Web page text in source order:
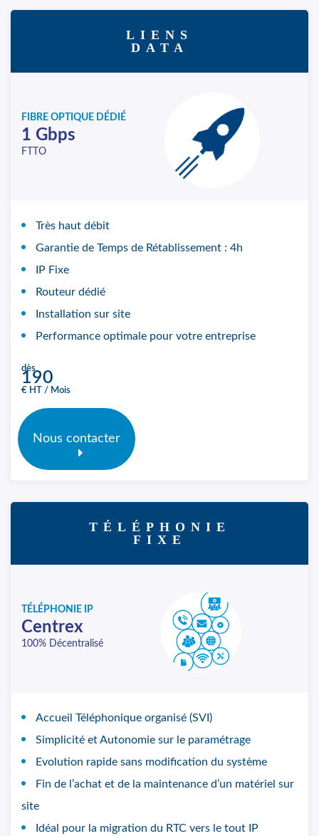
LIENS
DATA
FIBRE OPTIQUE DÉDIÉ
1 Gbps
FTTO
Très haut débit
Garantie de Temps de Rétablissement : 4h
IP Fixe
Routeur dédié
Installation sur site
Performance optimale pour votre entreprise
dès
190
€ HT / Mois
Nous contacter
TÉLÉPHONIE
FIXE
TÉLÉPHONIE IP
Centrex
100% Décentralisé
Accueil Téléphonique organisé (SVI)
Simplicité et Autonomie sur le paramétrage
Evolution rapide sans modification du système
Fin de l’achat et de la maintenance d’un matériel sur
site
Idéal pour la migration du RTC vers le tout IP